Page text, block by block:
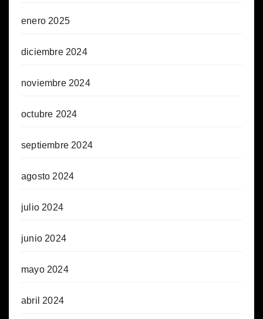
enero 2025
diciembre 2024
noviembre 2024
octubre 2024
septiembre 2024
agosto 2024
julio 2024
junio 2024
mayo 2024
abril 2024